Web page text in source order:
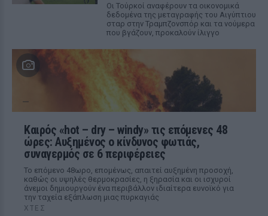
Οι Τούρκοί αναφέρουν τα οικονομικά
δεδομένα της μεταγραφής του Αιγύπτιου
σταρ στην Τραμπζονσπόρ και τα νούμερα
που βγάζουν, προκαλούν ίλιγγο
Καιρός «hot – dry – windy» τις επόμενες 48
ώρες: Αυξημένος ο κίνδυνος φωτιάς,
συναγερμός σε 6 περιφέρειες
Το επόμενο 48ωρο, επομένως, απαιτεί αυξημένη προσοχή,
καθώς οι υψηλές θερμοκρασίες, η ξηρασία και οι ισχυροί
άνεμοι δημιουργούν ένα περιβάλλον ιδιαίτερα ευνοϊκό για
την ταχεία εξάπλωση μιας πυρκαγιάς
ΧΤΕΣ